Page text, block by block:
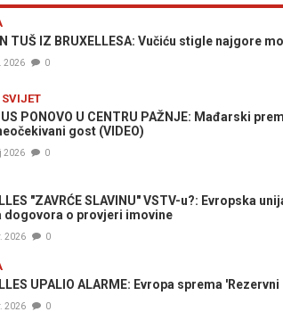
TUŠ IZ BRUXELLESA: Vučiću stigle najgore
2026 0
SVIJET
PONOVO U CENTRU PAŽNJE: Mađarski
gost (VIDEO)
2026 0
"ZAVRĆE SLAVINU" VSTV-u?: Evropska
dogovora o provjeri imovine
2026 0
UPALIO ALARME: Evropa sprema
2026 0